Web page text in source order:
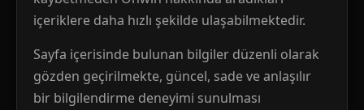
içeriklere daha hızlı şekilde ulaşabilmektedir.
Sayfa içerisinde bulunan bilgiler düzenli olarak
gözden geçirilmekte, güncel, sade ve anlaşılır
bir bilgilendirme deneyimi sunulması